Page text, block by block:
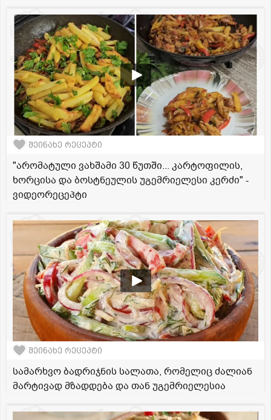
შეინახე რეცეპტი
"არომატული ვახშამი 30 წუთში... კარტოფილის,
ხორცისა და ბოსტნეულის უგემრიელესი კერძი" -
ვიდეორეცეპტი
შეინახე რეცეპტი
სამარხვო ბადრიჯნის სალათა, რომელიც ძალიან
მარტივად მზადდება და თან უგემრიელესია